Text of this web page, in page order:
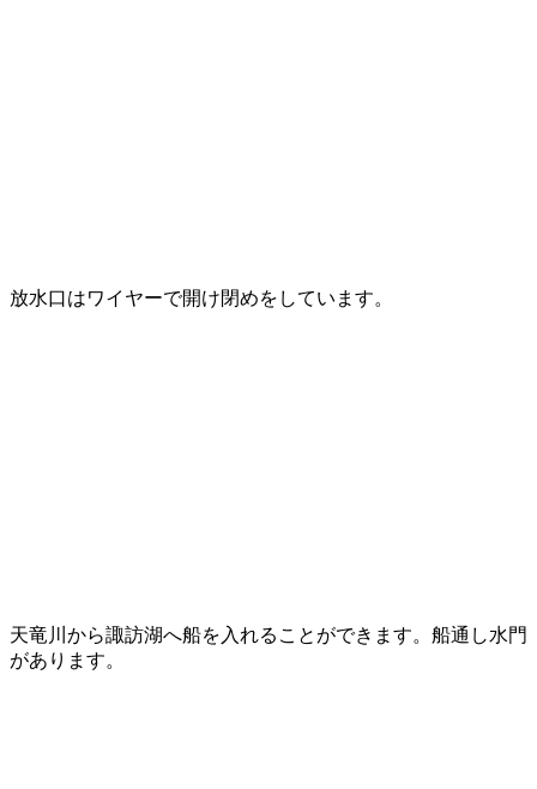
放水口はワイヤーで開け閉めをしています。
天竜川から諏訪湖へ船を入れることができます。船通し水門
があります。